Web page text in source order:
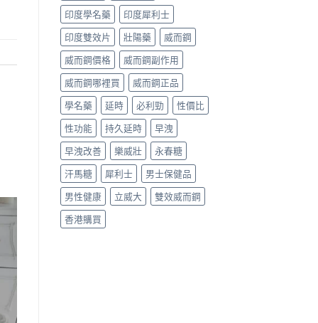
印度學名藥
印度犀利士
印度雙效片
壯陽藥
威而鋼
威而鋼價格
威而鋼副作用
威而鋼哪裡買
威而鋼正品
學名藥
延時 必利勁
性價比
性功能
持久延時
早洩
早洩改善
樂威壯
永春糖
汗馬糖
犀利士
男士保健品
男性健康
立威大
雙效威而鋼
香港購買